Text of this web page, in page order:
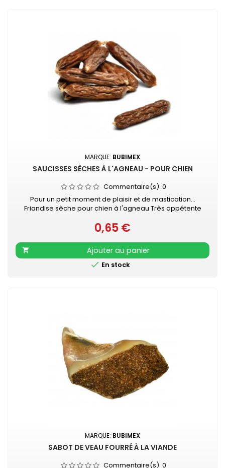
MARQUE: BUBIMEX
SAUCISSES SÈCHES À L'AGNEAU - POUR CHIEN
Commentaire(s): 0
Pour un petit moment de plaisir et de mastication...
Friandise sèche pour chien à l'agneau Très appétente
Prix
0,65 €

Ajouter au panier
 En stock
MARQUE: BUBIMEX
SABOT DE VEAU FOURRÉ À LA VIANDE
Commentaire(s): 0